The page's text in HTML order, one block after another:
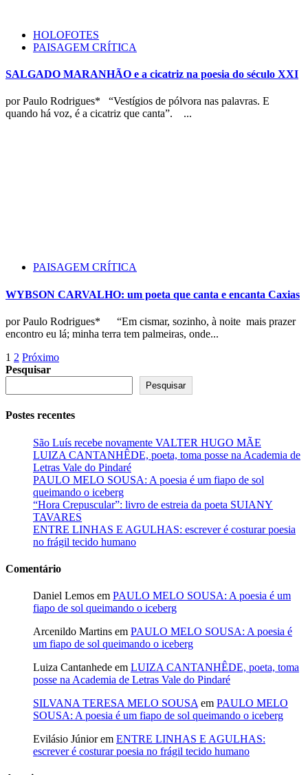
HOLOFOTES
PAISAGEM CRÍTICA
SALGADO MARANHÃO e a cicatriz na poesia do século XXI
por Paulo Rodrigues* “Vestígios de pólvora nas palavras. E
quando há voz, é a cicatriz que canta”. ...
PAISAGEM CRÍTICA
WYBSON CARVALHO: um poeta que canta e encanta Caxias
por Paulo Rodrigues* “Em cismar, sozinho, à noite mais prazer
encontro eu lá; minha terra tem palmeiras, onde...
Paginação
de
posts
1 2 Próximo
Pesquisar
Pesquisar
Postes recentes
São Luís recebe novamente VALTER HUGO MÃE
LUIZA CANTANHÊDE, poeta, toma posse na Academia de
Letras Vale do Pindaré
PAULO MELO SOUSA: A poesia é um fiapo de sol
queimando o iceberg
“Hora Crepuscular”: livro de estreia da poeta SUIANY
TAVARES
ENTRE LINHAS E AGULHAS: escrever é costurar poesia
no frágil tecido humano
Comentário
Daniel Lemos em PAULO MELO SOUSA: A poesia é um
fiapo de sol queimando o iceberg
Arcenildo Martins em PAULO MELO SOUSA: A poesia é
um fiapo de sol queimando o iceberg
Luiza Cantanhede em LUIZA CANTANHÊDE, poeta, toma
posse na Academia de Letras Vale do Pindaré
SILVANA TERESA MELO SOUSA em PAULO MELO
SOUSA: A poesia é um fiapo de sol queimando o iceberg
Evilásio Júniorem ENTRE LINHAS E AGULHAS:
escrever é costurar poesia no frágil tecido humano